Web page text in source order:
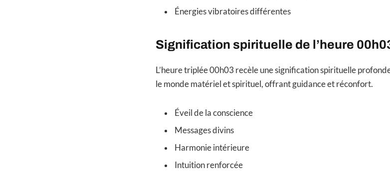
Énergies vibratoires différentes
Signification spirituelle de l’heure
L’heure triplée 00h03 recèle une signification spirituelle
le monde matériel et spirituel, offrant guidance et réconfort.
Éveil de la conscience
Messages divins
Harmonie intérieure
Intuition renforcée